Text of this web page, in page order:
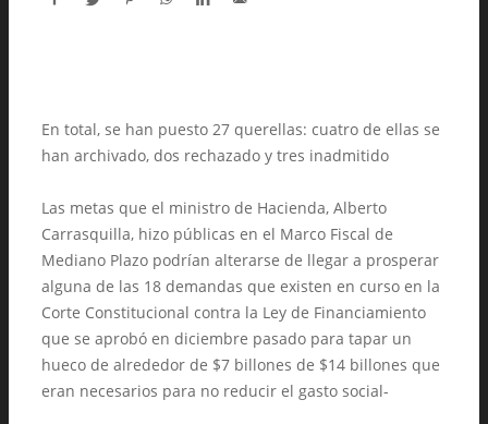
En total, se han puesto 27 querellas: cuatro de ellas se
han archivado, dos rechazado y tres inadmitido
Las metas que el ministro de Hacienda, Alberto
Carrasquilla, hizo públicas en el Marco Fiscal de
Mediano Plazo podrían alterarse de llegar a prosperar
alguna de las 18 demandas que existen en curso en la
Corte Constitucional contra la Ley de Financiamiento
que se aprobó en diciembre pasado para tapar un
hueco de alrededor de $7 billones de $14 billones que
eran necesarios para no reducir el gasto social-